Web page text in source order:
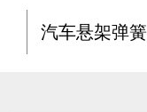
汽车悬架弹簧